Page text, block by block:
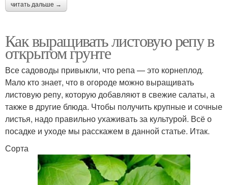
читать дальше →
Как выращивать листовую репу в
открытом грунте
Все садоводы привыкли, что репа — это корнеплод.
Мало кто знает, что в огороде можно выращивать
листовую репу, которую добавляют в свежие салаты, а
также в другие блюда. Чтобы получить крупные и сочные
листья, надо правильно ухаживать за культурой. Всё о
посадке и уходе мы расскажем в данной статье. Итак.
Сорта